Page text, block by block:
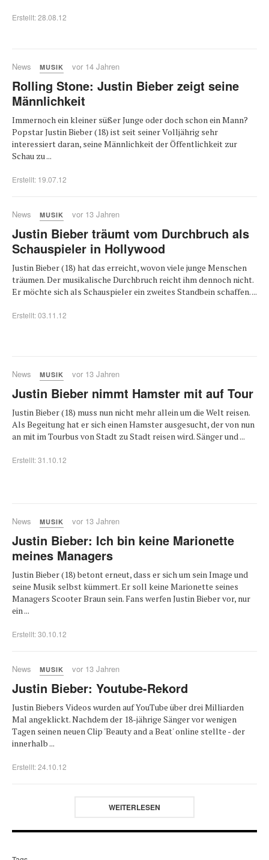
Erstellt: 28.08.12
News MUSIK vor 14 Jahren
Rolling Stone: Justin Bieber zeigt seine
Männlichkeit
Immernoch ein kleiner süßer Junge oder doch schon ein Mann?
Popstar Justin Bieber (18) ist seit seiner Volljährig sehr
interessiert daran, seine Männlichkeit der Öffentlichkeit zur
Schau zu ...
Erstellt: 19.07.12
News MUSIK vor 13 Jahren
Justin Bieber träumt vom Durchbruch als
Schauspieler in Hollywood
Justin Bieber (18) hat das erreicht, wovon viele junge Menschen
träumen. Der musikalische Durchbruch reicht ihm dennoch nicht.
Er möchte sich als Schauspieler ein zweites Standbein schaffen. ...
Erstellt: 03.11.12
News MUSIK vor 13 Jahren
Justin Bieber nimmt Hamster mit auf Tour
Justin Bieber (18) muss nun nicht mehr allein um die Welt reisen.
Als Begeitung hat er sich einen Hamster ausgesucht, der von nun
an mit im Tourbus von Stadt zu Stadt reisen wird. Sänger und ...
Erstellt: 31.10.12
News MUSIK vor 13 Jahren
Justin Bieber: Ich bin keine Marionette
meines Managers
Justin Bieber (18) betont erneut, dass er sich um sein Image und
seine Musik selbst kümmert. Er soll keine Marionette seines
Managers Scooter Braun sein. Fans werfen Justin Bieber vor, nur
ein ...
Erstellt: 30.10.12
News MUSIK vor 13 Jahren
Justin Bieber: Youtube-Rekord
Justin Biebers Videos wurden auf YouTube über drei Milliarden
Mal angeklickt. Nachdem der 18-jährige Sänger vor wenigen
Tagen seinen neuen Clip 'Beauty and a Beat' online stellte - der
innerhalb ...
Erstellt: 24.10.12
WEITERLESEN